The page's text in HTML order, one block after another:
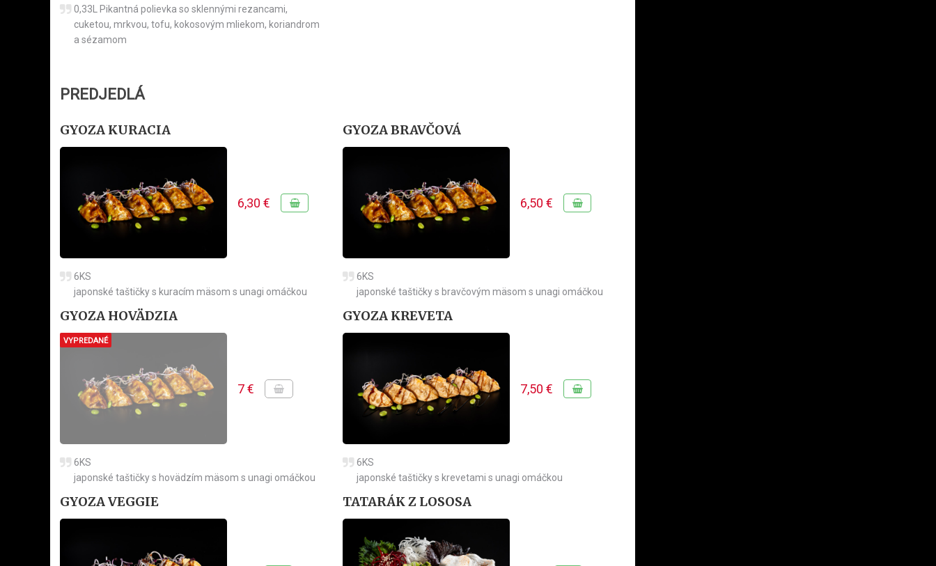
0,33L Pikantná polievka so sklennými rezancami,
cuketou, mrkvou, tofu, kokosovým mliekom, koriandrom
a sézamom
PREDJEDLÁ
GYOZA KURACIA
6,30 €
6KS
japonské taštičky s kuracím mäsom s unagi omáčkou
GYOZA BRAVČOVÁ
6,50 €
6KS
japonské taštičky s bravčovým mäsom s unagi omáčkou
GYOZA HOVÄDZIA
VYPREDANÉ
7 €
6KS
japonské taštičky s hovädzím mäsom s unagi omáčkou
GYOZA KREVETA
7,50 €
6KS
japonské taštičky s krevetami s unagi omáčkou
GYOZA VEGGIE TATARÁK Z LOSOSA